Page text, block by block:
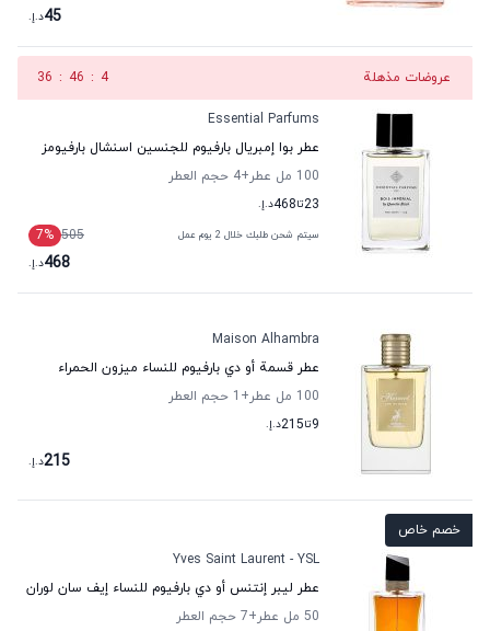
45د.إ.
عروضات مذهلة 3
:
46
:
36
Essential Parfums
عطر بوا إمبريال بارفيوم للجنسين اسنشال بارفيومز
100 مل عطر
+4
حجم العطر
23تا468د.إ.
سيتم شحن طلبك خلال 2 يوم عمل 505
7%
468د.إ.
Maison Alhambra
عطر قسمة أو دي بارفيوم للنساء ميزون الحمراء
100 مل عطر
+1
حجم العطر
9تا215د.إ.
215د.إ.
خصم خاص
Yves Saint Laurent - YSL
عطر ليبر إنتنس أو دي بارفيوم للنساء إيف سان لوران
50 مل عطر
+7
حجم العطر